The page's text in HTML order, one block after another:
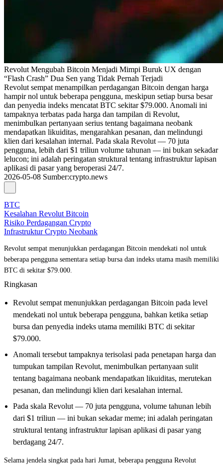
Revolut Mengubah Bitcoin Menjadi Mimpi Buruk UX dengan
“Flash Crash” Dua Sen yang Tidak Pernah Terjadi
Revolut sempat menampilkan perdagangan Bitcoin dengan harga
hampir nol untuk beberapa pengguna, meskipun setiap bursa besar
dan penyedia indeks mencatat BTC sekitar $79.000. Anomali ini
tampaknya terbatas pada harga dan tampilan di Revolut,
menimbulkan pertanyaan serius tentang bagaimana neobank
mendapatkan likuiditas, mengarahkan pesanan, dan melindungi
klien dari kesalahan internal. Pada skala Revolut — 70 juta
pengguna, lebih dari $1 triliun volume tahunan — ini bukan sekadar
lelucon; ini adalah peringatan struktural tentang infrastruktur lapisan
aplikasi di pasar yang beroperasi 24/7.
2026-05-08 Sumber:crypto.news
BTC
Kesalahan Revolut Bitcoin
Risiko Perdagangan Crypto
Infrastruktur Crypto Neobank
Revolut sempat menunjukkan perdagangan Bitcoin mendekati nol untuk
beberapa pengguna sementara setiap bursa dan indeks utama masih memiliki
BTC di sekitar $79.000.
Ringkasan
Revolut sempat menunjukkan perdagangan Bitcoin pada level
mendekati nol untuk beberapa pengguna, bahkan ketika setiap
bursa dan penyedia indeks utama memiliki BTC di sekitar
$79.000.
Anomali tersebut tampaknya terisolasi pada penetapan harga dan
tumpukan tampilan Revolut, menimbulkan pertanyaan sulit
tentang bagaimana neobank mendapatkan likuiditas, merutekan
pesanan, dan melindungi klien dari kesalahan internal.
Pada skala Revolut — 70 juta pengguna, volume tahunan lebih
dari $1 triliun — ini bukan sekadar meme; ini adalah peringatan
struktural tentang infrastruktur lapisan aplikasi di pasar yang
berdagang 24/7.
Selama jendela singkat pada hari Jumat, beberapa pengguna Revolut